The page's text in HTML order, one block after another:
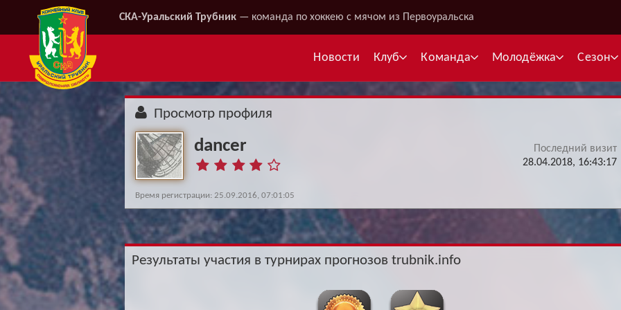
СКА-Уральский Трубник — команда по хоккею с мячом из Первоуральска
Новости Клуб Команда
Суперлига
Telegram
Молодёжка Сезон
Просмотр профиля
dancer
Последний визит
28.04.2018, 16:43:17
Время регистрации: 25.09.2016, 07:01:05
Результаты участия в турнирах прогнозов trubnik.info